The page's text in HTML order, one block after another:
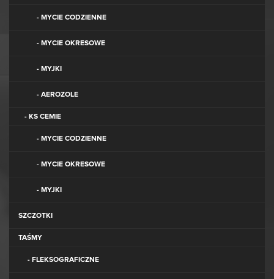
- MYCIE CODZIENNE
- MYCIE OKRESOWE
- MYJKI
- AEROZOLE
- KS CEMIE
- MYCIE CODZIENNE
- MYCIE OKRESOWE
- MYJKI
SZCZOTKI
TAŚMY
- FLEKSOGRAFICZNE